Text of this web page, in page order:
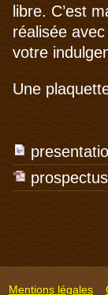
libre. C’est
réalisée
votre
Une
Mentions légales